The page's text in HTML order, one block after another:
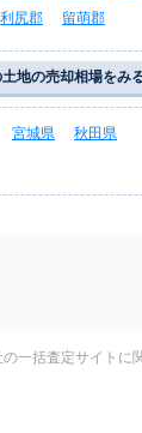
利尻郡 留萌郡
地の売却相場をみ
宮城県
秋田県
一括査定サイトに